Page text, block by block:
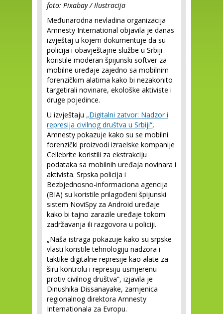
foto: Pixabay / Ilustracija
Međunarodna nevladina organizacija
Amnesty International objavila je danas
izvještaj u kojem dokumentuje da su
policija i obavještajne službe u Srbiji
koristile moderan špijunski softver za
mobilne uređaje zajedno sa mobilnim
forenzičkim alatima kako bi nezakonito
targetirali novinare, ekološke aktiviste i
druge pojedince.
U izvještaju „Digitalni zatvor: Nadzor i
represija civilnog društva u Srbiji“,
Amnesty pokazuje kako su se mobilni
forenzički proizvodi izraelske kompanije
Cellebrite koristili za ekstrakciju
podataka sa mobilnih uređaja novinara i
aktivista. Srpska policija i
Bezbjednosno-informaciona agencija
(BIA) su koristile prilagođeni špijunski
sistem NoviSpy za Android uređaje
kako bi tajno zarazile uređaje tokom
zadržavanja ili razgovora u policiji.
„Naša istraga pokazuje kako su srpske
vlasti koristile tehnologiju nadzora i
taktike digitalne represije kao alate za
širu kontrolu i represiju usmjerenu
protiv civilnog društva“, izjavila je
Dinushika Dissanayake, zamjenica
regionalnog direktora Amnesty
Internationala za Evropu.